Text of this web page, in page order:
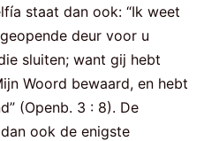
staat dan ook: “Ik weet
deur voor u
sluiten; want gij hebt
Woord bewaard, en hebt
(Openb. 3 : 8). De
ook de enigste